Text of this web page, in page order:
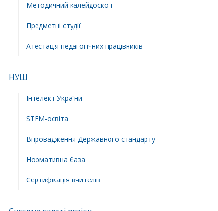
Методичний калейдоскоп
Предметні студії
Атестація педагогічних працівників
НУШ
Інтелект України
STEM-освіта
Впровадження Державного стандарту
Нормативна база
Сертифікація вчителів